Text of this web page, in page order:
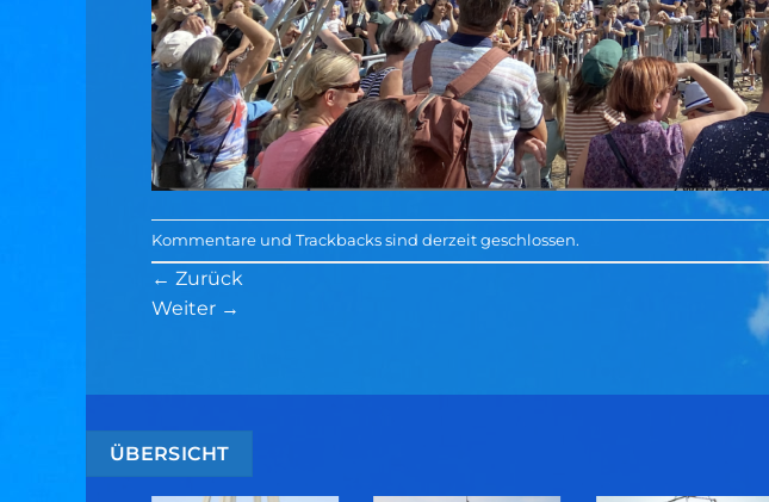
Kommentare und Trackbacks sind derzeit geschlossen.
← Zurück
Weiter →
ÜBERSICHT